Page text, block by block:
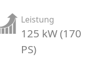
Leistung
125 kW (170
PS)